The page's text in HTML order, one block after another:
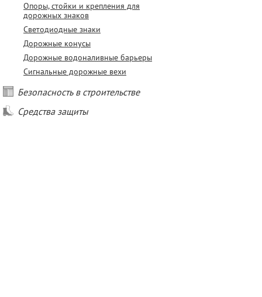
Опоры, стойки и крепления для
дорожных знаков
Светодиодные знаки
Дорожные конусы
Дорожные водоналивные барьеры
Сигнальные дорожные вехи
Безопасность в строительстве
Средства защиты